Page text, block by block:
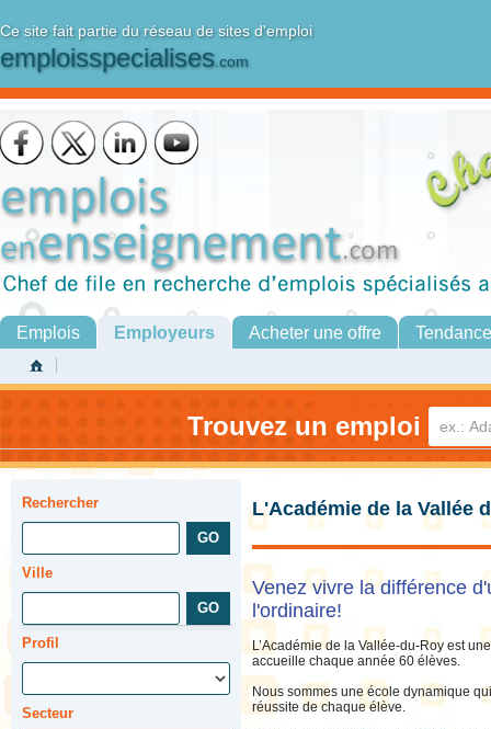
Ce site fait partie du réseau de sites d'emploi
emploisspecialises.com
Emplois Employeurs Acheter une offre
Trouvez un emploi
Rechercher
Ville
Profil
Secteur
L'Académie de la Vallée
Venez vivre la différence
l'ordinaire!
L’Académie de la Vallée-du-Roy est
accueille chaque année 60 élèves.
Nous sommes une école dynamique
réussite de chaque élève.